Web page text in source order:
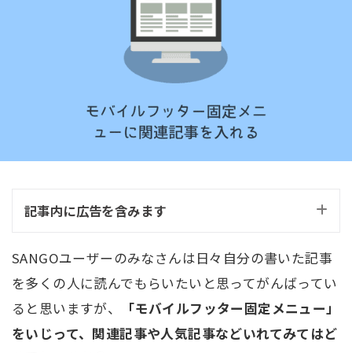
記事内に広告を含みます
SANGOユーザーのみなさんは日々自分の書いた記事
を多くの人に読んでもらいたいと思ってがんばってい
ると思いますが、
「モバイルフッター固定メニュー」
をいじって、関連記事や人気記事などいれてみてはど